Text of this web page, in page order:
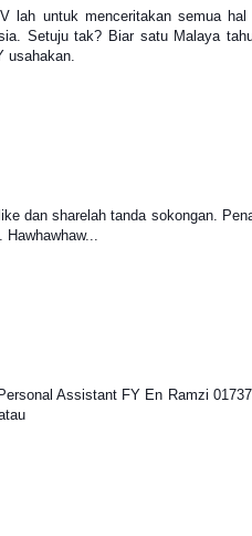
lah untuk menceritakan semua hal
Setuju tak? Biar satu Malaya
usahakan.
dan sharelah tanda sokongan.
Hawhawhaw...
Assistant FY En Ramzi